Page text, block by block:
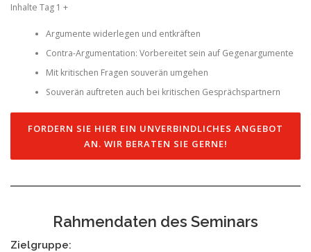
Inhalte Tag 1 +
Argumente widerlegen und entkräften
Contra-Argumentation: Vorbereitet sein auf Gegenargumente
Mit kritischen Fragen souverän umgehen
Souverän auftreten auch bei kritischen Gesprächspartnern
FORDERN SIE HIER EIN UNVERBINDLICHES ANGEBOT
AN. WIR BERATEN SIE GERNE!
Rahmendaten des Seminars
Zielgruppe: